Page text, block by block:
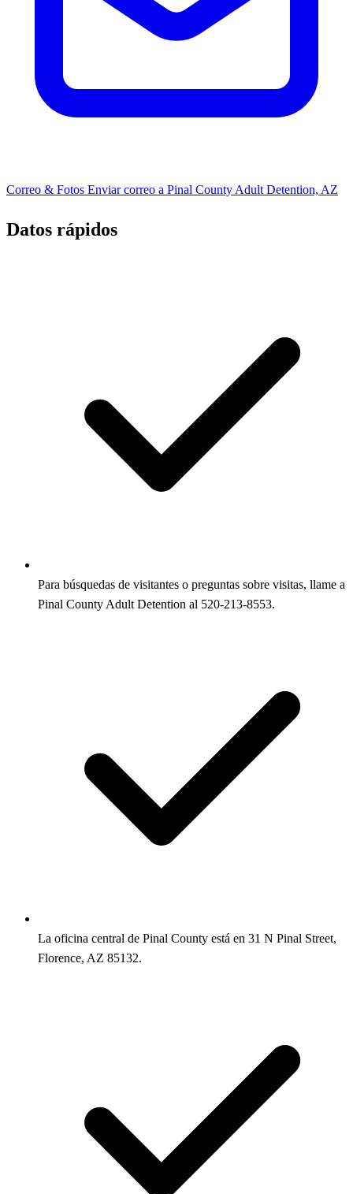
Correo & Fotos Enviar correo a Pinal County Adult Detention, AZ
Datos rápidos
Para búsquedas de visitantes o preguntas sobre visitas, llame a
Pinal County Adult Detention al 520-213-8553.
La oficina central de Pinal County está en 31 N Pinal Street,
Florence, AZ 85132.